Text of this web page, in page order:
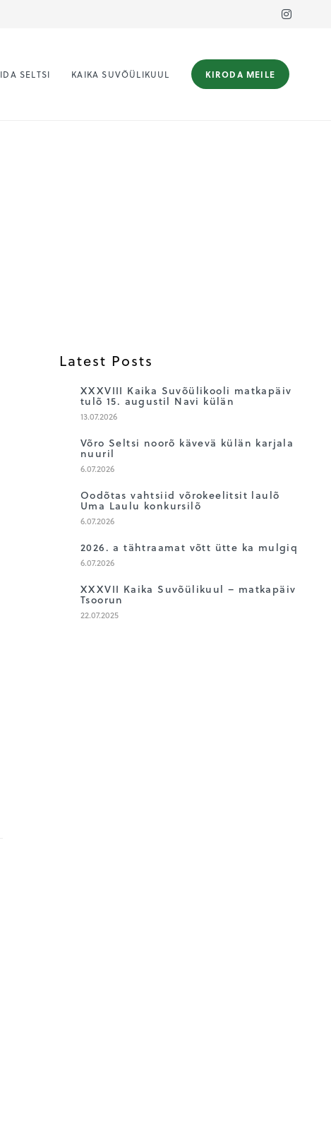
SELTSI KAIKA SUVÕÜLIKUUL KIRODA MEILE
Latest Posts
XXXVIII Kaika Suvõülikooli matkapäiv
tulõ 15. augustil Navi külän
13.07.2026
Võro Seltsi noorõ kävevä külän karjala
nuuril
6.07.2026
Oodõtas vahtsiid võrokeelitsit laulõ
Uma Laulu konkursilõ
6.07.2026
2026. a tähtraamat võtt ütte ka mulgiq
6.07.2026
XXXVII Kaika Suvõülikuul – matkapäiv
Tsoorun
22.07.2025